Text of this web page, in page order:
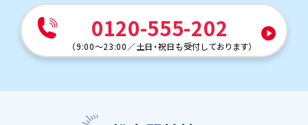
0120-555-202
（9:00～23:00／土日・祝日も受付しております）